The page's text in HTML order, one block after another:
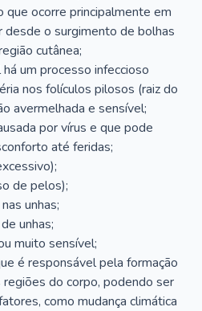
que ocorre principalmente em
desde o surgimento de bolhas
cutânea;
há um processo infeccioso
nos folículos pilosos (raiz do
avermelhada e sensível;
por vírus e que pode
até feridas;
de pelos);
unhas;
unhas;
muito sensível;
é responsável pela formação
do corpo, podendo ser
como mudança climática